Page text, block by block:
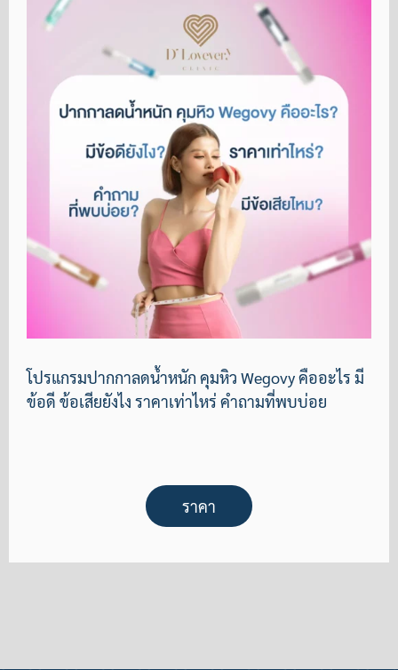
โปรแกรมปากกาลดน้ำหนัก คุมหิว Wegovy คืออะไร มี
ข้อดี ข้อเสียยังไง ราคาเท่าไหร่ คำถามที่พบบ่อย
ราคา